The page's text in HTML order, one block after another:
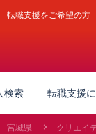
転職支援をご希望の方
検索 転職支援
宮城県 クリエイ